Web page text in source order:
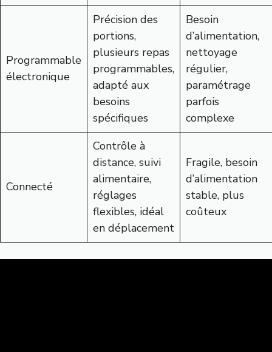
Programmable
électronique
Précision des
portions,
plusieurs repas
programmables,
adapté aux
besoins
spécifiques
Besoin
d’alimentation,
nettoyage
régulier,
paramétrage
parfois
complexe
Connecté
Contrôle à
distance, suivi
alimentaire,
réglages
flexibles, idéal
en déplacement
Fragile, besoin
d’alimentation
stable, plus
coûteux